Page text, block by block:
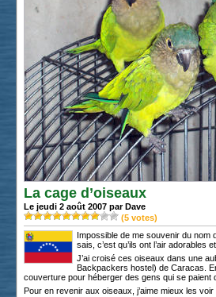
La cage d’oiseaux
Le jeudi 2 août 2007 par Dave
(5 votes)
Impossible de me souvenir du nom
sais, c’est qu’ils ont l’air adorables
J’ai croisé ces oiseaux dans une
Backpackers hostel) de Caracas.
couverture pour héberger des gens qui se paient
Pour en revenir aux oiseaux, j’aime mieux les